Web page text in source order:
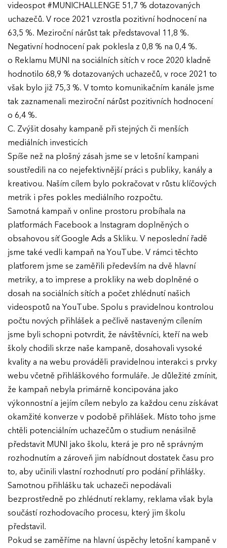
videospot #MUNICHALLENGE 51,7 % dotazovaných
uchazečů. V roce 2021 vzrostla pozitivní hodnocení na
63,5 %. Meziroční nárůst tak představoval 11,8 %.
Negativní hodnocení pak poklesla z 0,8 % na 0,4 %.
o Reklamu MUNI na sociálních sítích v roce 2020 kladně
hodnotilo 68,9 % dotazovaných uchazečů, v roce 2021 to
však bylo již 75,3 %. V tomto komunikačním kanále jsme
tak zaznamenali meziroční nárůst pozitivních hodnocení
o 6,4 %.
C. Zvýšit dosahy kampaně při stejných či menších
mediálních investicích
Spíše než na plošný zásah jsme se v letošní kampani
soustředili na co nejefektivnější práci s publiky, kanály a
kreativou. Naším cílem bylo pokračovat v růstu klíčových
metrik i přes pokles mediálního rozpočtu.
Samotná kampaň v online prostoru probíhala na
platformách Facebook a Instagram doplněných o
obsahovou síť Google Ads a Skliku. V neposlední řadě
jsme také vedli kampaň na YouTube. V rámci těchto
platforem jsme se zaměřili především na dvě hlavní
metriky, a to imprese a prokliky na web doplněné o
dosah na sociálních sítích a počet zhlédnutí našich
videospotů na YouTube. Spolu s pravidelnou kontrolou
počtu nových přihlášek a pečlivě nastaveným cílením
jsme byli schopni potvrdit, že návštěvníci, kteří na web
školy chodili skrze naše kampaně, dosahovali vysoké
kvality a na webu prováděli pravidelnou interakci s prvky
webu včetně přihláškového formuláře. Je důležité zmínit,
že kampaň nebyla primárně koncipována jako
výkonnostní a jejím cílem nebylo za každou cenu získávat
okamžité konverze v podobě přihlášek. Místo toho jsme
chtěli potenciálním uchazečům o studium nenásilně
představit MUNI jako školu, která je pro ně správným
rozhodnutím a zároveň jim nabídnout dostatek času pro
to, aby učinili vlastní rozhodnutí pro podání přihlášky.
Samotnou přihlášku tak uchazeči nepodávali
bezprostředně po zhlédnutí reklamy, reklama však byla
součástí rozhodovacího procesu, který jim školu
představil.
Pokud se zaměříme na hlavní úspěchy letošní kampaně v